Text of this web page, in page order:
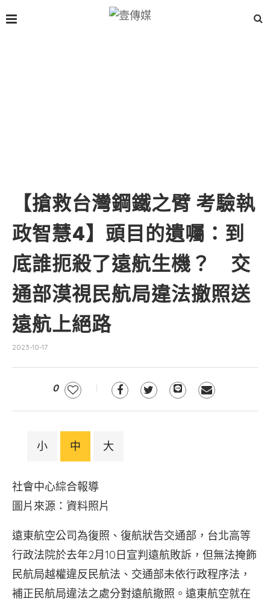
【搶救台灣鋼鐵之臂 考驗執
政智慧4】頭目的遺囑：到
底誰扼殺了遠航生機？ 交
通部漠視民航局違法撤照送
遠航上絕路
2023-10-17
0
小 中 大
社會中心綜合報導
圖片來源：資料照片
遠東航空公司為復照、復航狀告交通部，台北高等
行政法院於去年2月10日宣判遠航敗訴，但無法掩飾
民航局越權違反民航法、交通部未依行政程序法，
補正民航局違法之處分對遠航撤照。遠東航空就在